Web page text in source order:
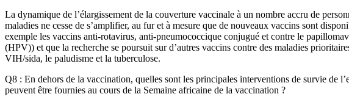
La dynamique de l’élargissement de la couverture vaccinale à un nombre accru de
maladies ne cesse de s’amplifier, au fur et à mesure que de nouveaux vaccins sont
exemple les vaccins anti-rotavirus, anti-pneumococcique conjugué et contre le
(HPV)) et que la recherche se poursuit sur d’autres vaccins contre des maladies
VIH/sida, le paludisme et la tuberculose.
Q8 : En dehors de la vaccination, quelles sont les principales interventions de survie de
peuvent être fournies au cours de la Semaine africaine de la vaccination ?